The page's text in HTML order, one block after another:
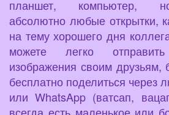
планшет, компьютер,
абсолютно любые открытки,
на тему хорошего дня
можете легко
изображения своим друзьям,
бесплатно поделиться через
или WhatsApp (ватсап,